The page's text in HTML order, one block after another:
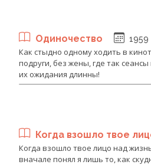
Одиночество 1959
Как стыдно одному ходить в
подруги, без жены, где так
их ожидания длинны!
Когда взошло твое
Когда взошло твое лицо над
вначале понял я лишь то, как